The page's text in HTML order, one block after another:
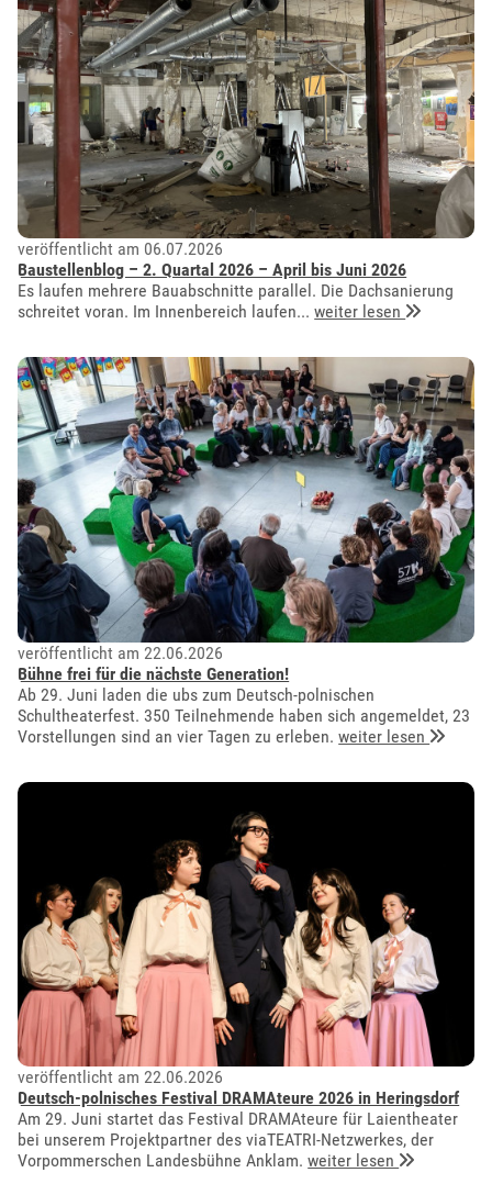
veröffentlicht am 06.07.2026
Baustellenblog – 2. Quartal 2026 – April bis Juni 2026
Es laufen mehrere Bauabschnitte parallel. Die Dachsanierung
schreitet voran. Im Innenbereich laufen... weiter lesen
veröffentlicht am 22.06.2026
Bühne frei für die nächste Generation!
Ab 29. Juni laden die ubs zum Deutsch-polnischen
Schultheaterfest. 350 Teilnehmende haben sich angemeldet, 23
Vorstellungen sind an vier Tagen zu erleben.weiter lesen
veröffentlicht am 22.06.2026
Deutsch-polnisches Festival DRAMAteure 2026 in Heringsdorf
Am 29. Juni startet das Festival DRAMAteure für Laientheater
bei unserem Projektpartner des viaTEATRI-Netzwerkes, der
Vorpommerschen Landesbühne Anklam.weiter lesen